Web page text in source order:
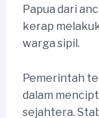
Papua dari
kerap
warga sipil.
Pemerintah
dalam
sejahtera.